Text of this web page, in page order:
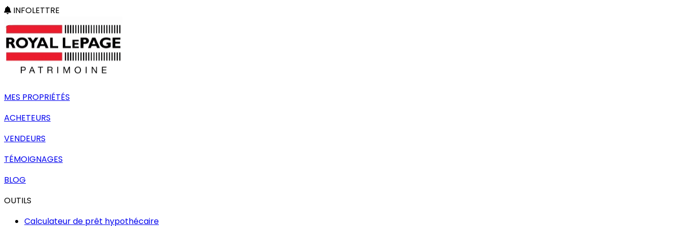
INFOLETTRE
MES PROPRIÉTÉS
ACHETEURS
VENDEURS
TÉMOIGNAGES
BLOG
OUTILS
Calculateur de prêt hypothécaire